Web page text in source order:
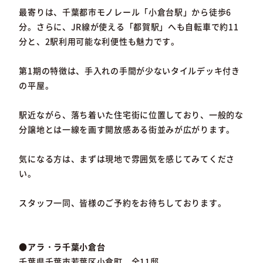
最寄りは、千葉都市モノレール「小倉台駅」から徒歩6
分。さらに、JR線が使える「都賀駅」へも自転車で約11
分と、2駅利用可能な利便性も魅力です。
第1期の特徴は、手入れの手間が少ないタイルデッキ付き
の平屋。
駅近ながら、落ち着いた住宅街に位置しており、一般的な
分譲地とは一線を画す開放感ある街並みが広がります。
気になる方は、まずは現地で雰囲気を感じてみてくださ
い。
スタッフ一同、皆様のご予約をお待ちしております。
●アラ・ラ千葉小倉台